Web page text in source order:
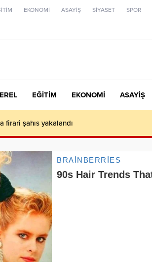
EKONOMİ ASAYİŞ SİYASET SPOR
EĞİTİM EKONOMİ ASAYİŞ
firari şahıs yakalandı